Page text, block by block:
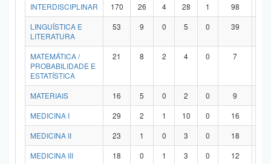
INTERDISCIPLINAR
170 26 4 28 1 98
LINGUÍSTICA E
LITERATURA
53 9 0 5 0 39
MATEMÁTICA /
PROBABILIDADE E
ESTATÍSTICA
21 8 2 4 0 7
MATERIAIS 16 5 0 2 0 9
MEDICINA I
29 2 1 10 0 16
MEDICINA II
23 1 0 3 0 18
MEDICINA III
18 0 1 3 0 12